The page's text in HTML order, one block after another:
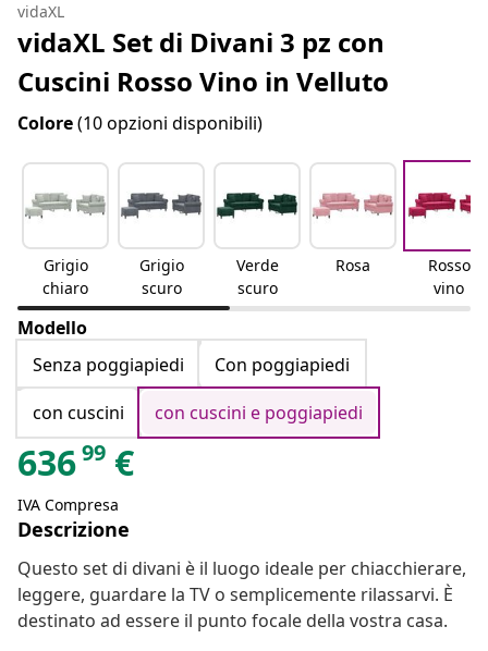
vidaXL
vidaXL Set di Divani 3 pz con
Cuscini Rosso Vino in Velluto
Colore(10 opzioni disponibili)
Grigio
chiaro
Grigio
scuro
Verde
scuro
Rosa
Rosso
vino
Modello
Senza poggiapiedi
Con poggiapiedi
con cuscini
con cuscini e poggiapiedi
63699 €
IVA Compresa
Descrizione
Questo set di divani è il luogo ideale per chiacchierare,
leggere, guardare la TV o semplicemente rilassarvi. È
destinato ad essere il punto focale della vostra casa.